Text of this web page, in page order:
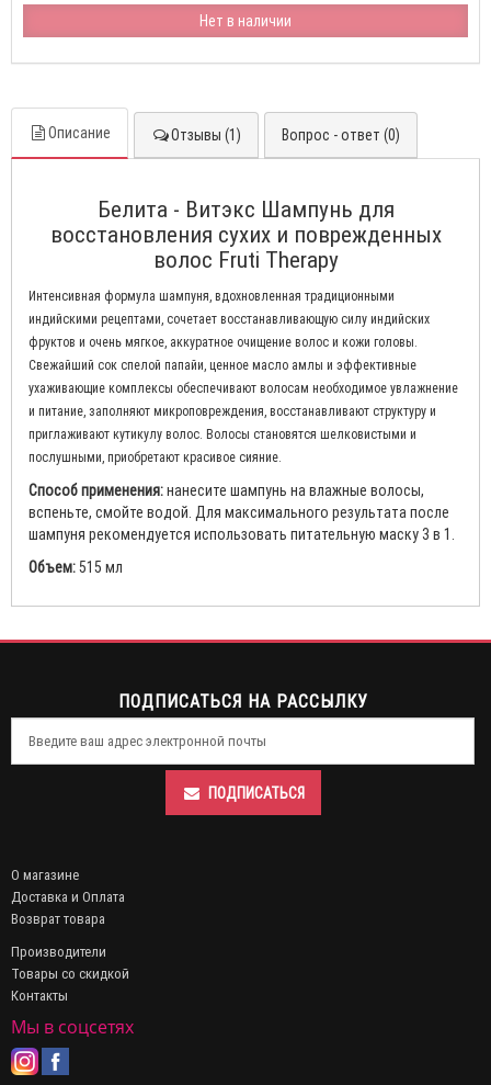
Нет в наличии
Описание Отзывы (1) Вопрос - ответ (0)
Белита - Витэкс Шампунь для
восстановления сухих и поврежденных
волос Fruti Therapy
Интенсивная формула шампуня, вдохновленная традиционными
индийскими рецептами, сочетает восстанавливающую силу индийских
фруктов и очень мягкое, аккуратное очищение волос и кожи головы.
Свежайший сок спелой папайи, ценное масло амлы и эффективные
ухаживающие комплексы обеспечивают волосам необходимое увлажнение
и питание, заполняют микроповреждения, восстанавливают структуру и
приглаживают кутикулу волос. Волосы становятся шелковистыми и
послушными, приобретают красивое сияние.
Способ применения:нанесите шампунь на влажные волосы,
вспеньте, смойте водой. Для максимального результата после
шампуня рекомендуется использовать питательную маску 3 в 1.
Объем:515 мл
ПОДПИСАТЬСЯ НА РАССЫЛКУ
ПОДПИСАТЬСЯ
О магазине
Доставка и Оплата
Возврат товара
Производители
Товары со скидкой
Контакты
Мы в соцсетях